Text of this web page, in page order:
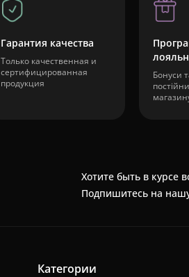
Гарантия качества
Только качественная и
сертифицированная
продукция
Бонуси
Хотите быть в курсе
Подпишитесь на
Категории